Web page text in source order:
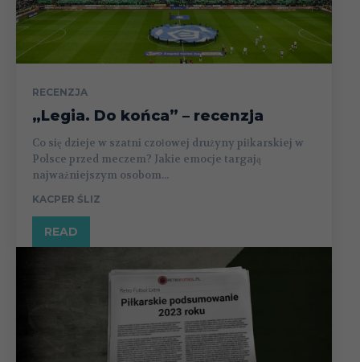
RECENZJA
„Legia. Do końca” – recenzja
Co się dzieje w szatni czołowej drużyny piłkarskiej w
Polsce przed meczem? Jakie emocje targają
najważniejszym osobom...
KACPER ŚLIZ
READ